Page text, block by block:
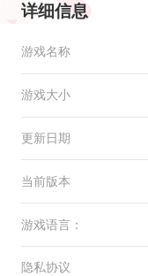
详细信息
游戏名称
游戏大小
更新日期
当前版本
游戏语言：
隐私协议